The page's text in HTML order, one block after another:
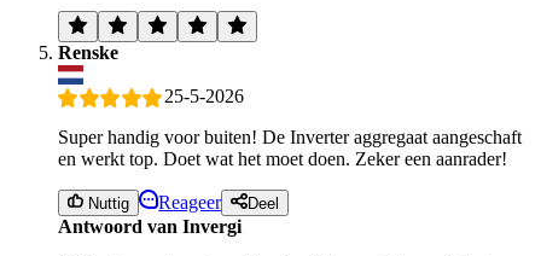
Renske
25-5-2026
Super handig voor buiten! De Inverter aggregaat aangeschaft
en werkt top. Doet wat het moet doen. Zeker een aanrader!
Nuttig Reageer Deel
Antwoord van Invergi